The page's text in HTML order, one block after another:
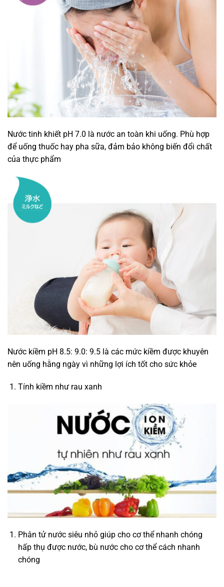
Nước tinh khiết pH 7.0 là nước an toàn khi uống. Phù hợp
để uống thuốc hay pha sữa, đảm bảo không biến đổi chất
của thực phẩm
Nước kiềm pH 8.5: 9.0: 9.5 là các mức kiềm được khuyên
nên uống hằng ngày vì những lợi ích tốt cho sức khỏe
Tính kiềm như rau xanh
Phân tử nước siêu nhỏ giúp cho cơ thể nhanh chóng
hấp thụ được nước, bù nước cho cơ thể cách nhanh
chóng